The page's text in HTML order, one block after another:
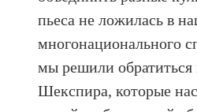
пьеса не ложилась в
многонационального
мы решили обратиться
Шекспира, которые